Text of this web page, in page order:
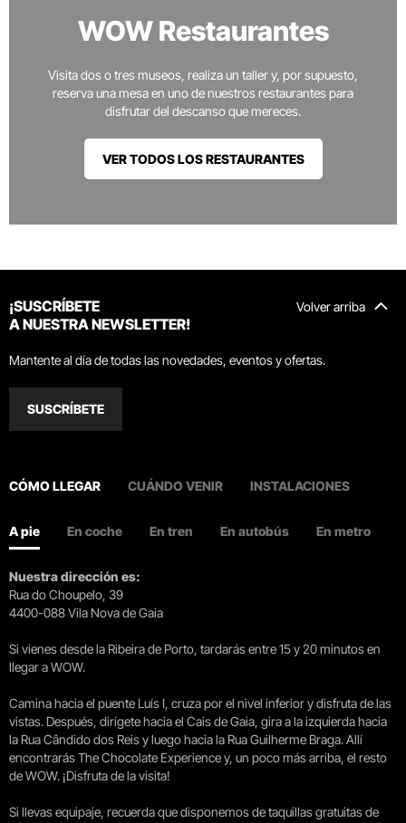
WOW Restaurantes
Visita dos o tres museos, realiza un taller y, por supuesto,
reserva una mesa en uno de nuestros restaurantes para
disfrutar del descanso que mereces.
VER TODOS LOS RESTAURANTES
Volver arriba
¡SUSCRÍBETE
A NUESTRA NEWSLETTER!
Mantente al día de todas las novedades, eventos y ofertas.
SUSCRÍBETE
CÓMO LLEGAR CUÁNDO VENIR INSTALACIONES
A pie En coche En tren En autobús En metro
Nuestra dirección es:
Rua do Choupelo, 39
4400-088 Vila Nova de Gaia
Si vienes desde la Ribeira de Porto, tardarás entre 15 y 20 minutos en
llegar a WOW.
Camina hacia el puente Luís I, cruza por el nivel inferior y disfruta de las
vistas. Después, dirígete hacia el Cais de Gaia, gira a la izquierda hacia
la Rua Cândido dos Reis y luego hacia la Rua Guilherme Braga. Allí
encontrarás The Chocolate Experience y, un poco más arriba, el resto
de WOW. ¡Disfruta de la visita!
Si llevas equipaje, recuerda que disponemos de taquillas gratuitas de